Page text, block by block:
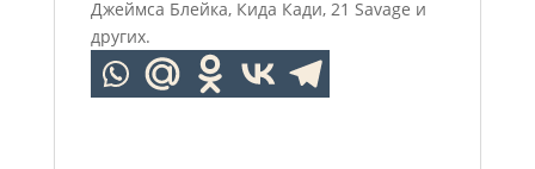
Джеймса Блейка, Кида Кади, 21 Savage и
других.